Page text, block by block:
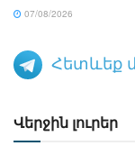
07/08/2026
Հետևեք
Վերջին լուրեր